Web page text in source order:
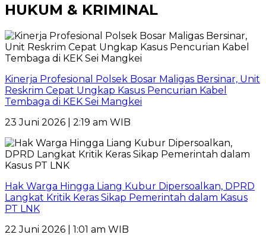
HUKUM & KRIMINAL
Kinerja Profesional Polsek Bosar Maligas Bersinar, Unit
Reskrim Cepat Ungkap Kasus Pencurian Kabel
Tembaga di KEK Sei Mangkei
23 Juni 2026 | 2:19 am WIB
Hak Warga Hingga Liang Kubur Dipersoalkan, DPRD
Langkat Kritik Keras Sikap Pemerintah dalam Kasus
PT LNK
22 Juni 2026 | 1:01 am WIB